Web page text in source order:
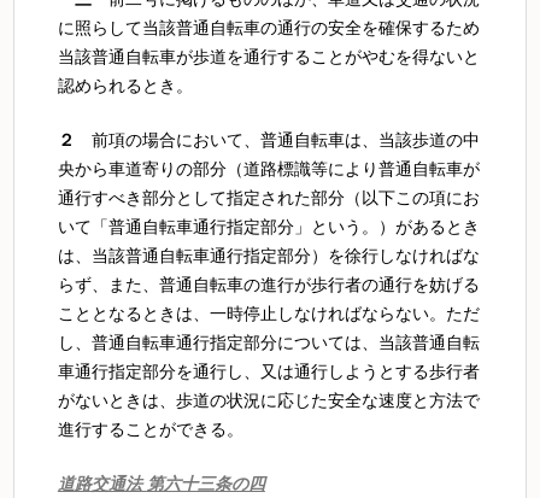
に照らして当該普通自転車の通行の安全を確保するため
当該普通自転車が歩道を通行することがやむを得ないと
認められるとき。
２
前項の場合において、普通自転車は、当該歩道の中
央から車道寄りの部分（道路標識等により普通自転車が
通行すべき部分として指定された部分（以下この項にお
いて「普通自転車通行指定部分」という。）があるとき
は、当該普通自転車通行指定部分）を徐行しなければな
らず、また、普通自転車の進行が歩行者の通行を妨げる
こととなるときは、一時停止しなければならない。ただ
し、普通自転車通行指定部分については、当該普通自転
車通行指定部分を通行し、又は通行しようとする歩行者
がないときは、歩道の状況に応じた安全な速度と方法で
進行することができる。
道路交通法 第六十三条の四